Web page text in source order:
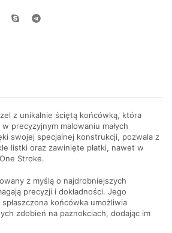
z unikalnie ściętą końcówką, która
precyzyjnym malowaniu małych
swojej specjalnej konstrukcji, pozwala z
listki oraz zawinięte płatki, nawet w
Stroke.
z myślą o najdrobniejszych
precyzji i dokładności. Jego
końcówka umożliwia
zdobień na paznokciach, dodając im